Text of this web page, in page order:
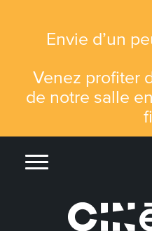
Envie d’un
Venez profiter
de notre salle